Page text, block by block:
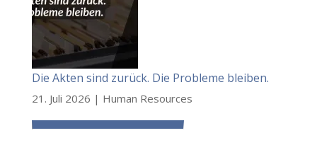
Die Akten sind zurück. Die Probleme bleiben.
21. Juli 2026 | Human Resources